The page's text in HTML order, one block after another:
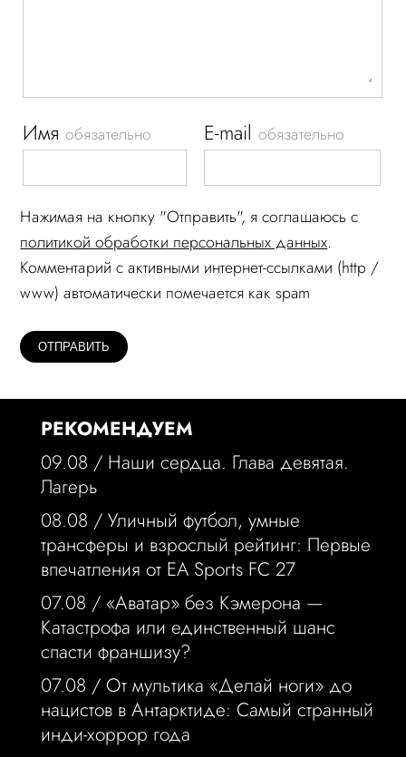
Имяобязательно E-mailобязательно
Нажимая на кнопку "Отправить", я соглашаюсь c
политикой обработки персональных данных.
Комментарий c активными интернет-ссылками (http /
www) автоматически помечается как spam
РЕКОМЕНДУЕМ
09.08 / Наши сердца. Глава девятая.
Лагерь
08.08 / Уличный футбол, умные
трансферы и взрослый рейтинг: Первые
впечатления от EA Sports FC 27
07.08 / «Аватар» без Кэмерона —
Катастрофа или единственный шанс
спасти франшизу?
07.08 / От мультика «Делай ноги» до
нацистов в Антарктиде: Самый странный
инди-хоррор года